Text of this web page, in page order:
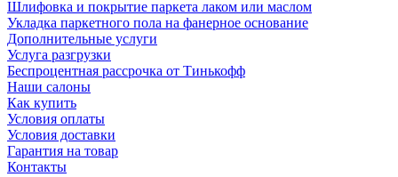
Шлифовка и покрытие паркета лаком или маслом
Укладка паркетного пола на фанерное основание
Дополнительные услуги
Услуга разгрузки
Беспроцентная рассрочка от Тинькофф
Наши салоны
Как купить
Условия оплаты
Условия доставки
Гарантия на товар
Контакты